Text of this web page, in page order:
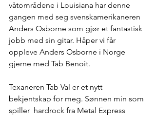
våtområdene i Louisiana har denne
gangen med seg svenskamerikaneren
Anders Osborne som gjør et fantastisk
jobb med sin gitar. Håper vi får
oppleve Anders Osborne i Norge
gjerne med Tab Benoit.
Texaneren Tab Val er et nytt
bekjentskap for meg. Sønnen min som
spiller  hardrock fra Metal Express